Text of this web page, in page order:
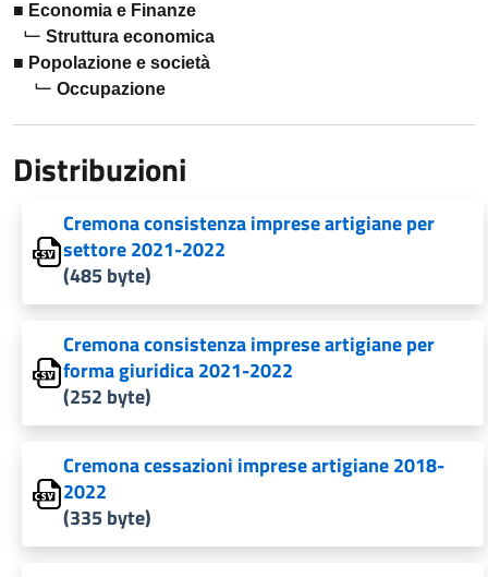
Economia e Finanze
Struttura economica
Popolazione e società
Occupazione
Distribuzioni
Cremona consistenza imprese artigiane per
settore 2021-2022
(485 byte)
Cremona consistenza imprese artigiane per
forma giuridica 2021-2022
(252 byte)
Cremona cessazioni imprese artigiane 2018-
2022
(335 byte)